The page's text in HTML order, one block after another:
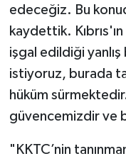
edeceğiz. Bu
kaydettik.
işgal edildiği
istiyoruz, burada
hüküm
güvencemizdir ve
"KKTC’nin